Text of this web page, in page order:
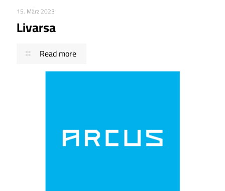
15. März 2023
Livarsa
Read more